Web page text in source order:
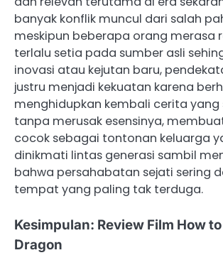
banyak konflik muncul dari salah
meskipun beberapa orang merasa
terlalu setia pada sumber asli
inovasi atau kejutan baru,
justru menjadi kekuatan karena
menghidupkan kembali cerita
tanpa merusak esensinya,
cocok sebagai tontonan keluarga
dinikmati lintas generasi sambil
bahwa persahabatan sejati sering
tempat yang paling tak terduga.
Kesimpulan: Review Film How
Dragon